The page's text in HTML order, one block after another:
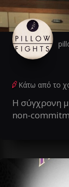
Κάτω από το
Η σύγχρονη
non-